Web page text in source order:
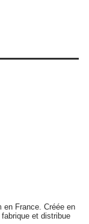
en France. Créée en
et distribue